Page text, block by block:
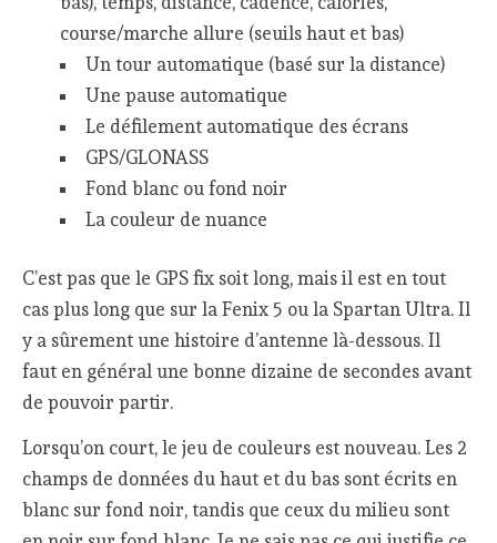
course/marche allure (seuils haut et bas)
Un tour automatique (basé sur la distance)
Une pause automatique
Le défilement automatique des écrans
GPS/GLONASS
Fond blanc ou fond noir
La couleur de nuance
C’est pas que le GPS fix soit long, mais il est en tout
cas plus long que sur la Fenix 5 ou la Spartan Ultra. Il
y a sûrement une histoire d’antenne là-dessous. Il
faut en général une bonne dizaine de secondes avant
de pouvoir partir.
Lorsqu’on court, le jeu de couleurs est nouveau. Les 2
champs de données du haut et du bas sont écrits en
blanc sur fond noir, tandis que ceux du milieu sont